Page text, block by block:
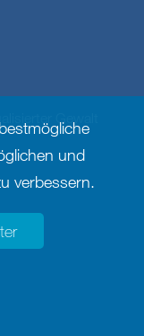
und
verbessern.